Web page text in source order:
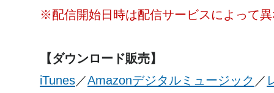
※配信開始日時は配信サービスによって
【ダウンロード販売】
iTunes／Amazonデジタルミュージック ／